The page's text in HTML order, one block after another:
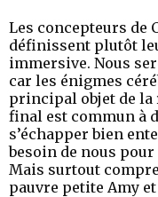
Les concepteurs de
définissent plutôt
immersive. Nous
car les énigmes
principal objet de la
final est commun à
s’échapper bien
besoin de nous
Mais surtout
pauvre petite Amy